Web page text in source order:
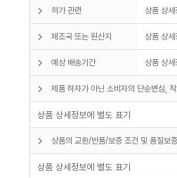
허가 관련 상품 상
제조국 또는 원산지 상품 상
예상 배송기간 상품 상
제품 하자가 아닌 소비자의 단순변심,
상품 상세정보에 별도 표기
상품의 교환/반품/보증 조건 및 품질보
상품 상세정보에 별도 표기